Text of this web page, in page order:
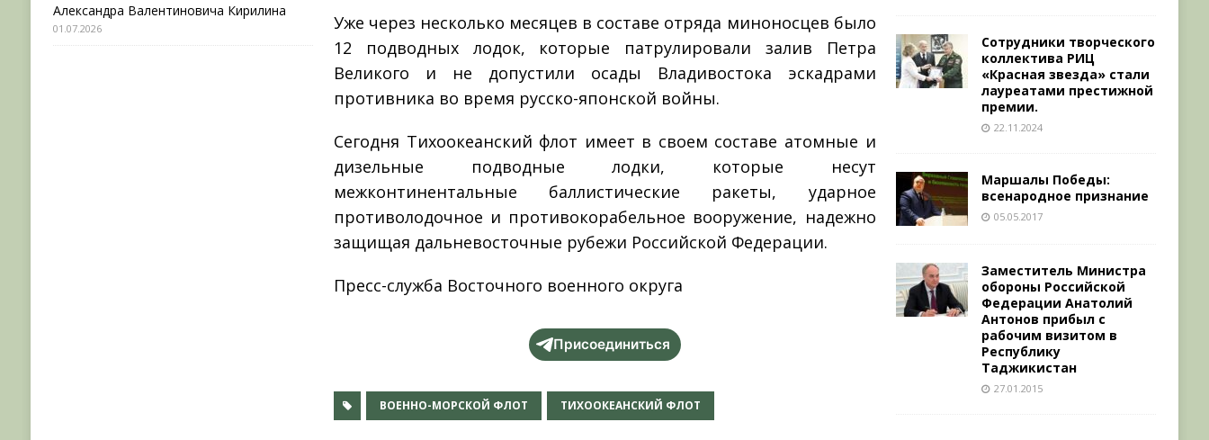
Уже через несколько месяцев в составе отряда миноносцев было
12 подводных лодок, которые патрулировали залив Петра
Великого и не допустили осады Владивостока эскадрами
противника во время русско-японской войны.
Сегодня Тихоокеанский флот имеет в своем составе атомные и
дизельные подводные лодки, которые несут
межконтинентальные баллистические ракеты, ударное
противолодочное и противокорабельное вооружение, надежно
защищая дальневосточные рубежи Российской Федерации.
Пресс-служба Восточного военного округа
Присоединиться
ВОЕННО-МОРСКОЙ ФЛОТ ТИХООКЕАНСКИЙ ФЛОТ
Александра Валентиновича Кирилина
01.07.2026
Сотрудники творческого
коллектива РИЦ
«Красная звезда» стали
лауреатами престижной
премии.
22.11.2024
Маршалы Победы:
всенародное признание
05.05.2017
Заместитель Министра
обороны Российской
Федерации Анатолий
Антонов прибыл с
рабочим визитом в
Республику
Таджикистан
27.01.2015